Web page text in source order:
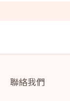
聯絡我們